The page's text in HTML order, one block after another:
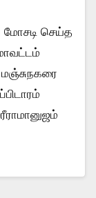
மோசடி செய்த